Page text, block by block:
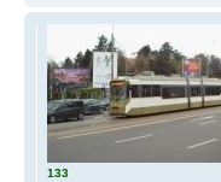
133